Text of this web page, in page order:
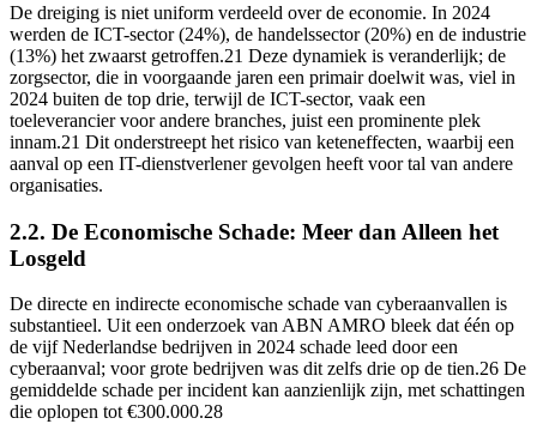
De dreiging is niet uniform verdeeld over de economie. In 2024
werden de ICT-sector (24%), de handelssector (20%) en de industrie
(13%) het zwaarst getroffen.21 Deze dynamiek is veranderlijk; de
zorgsector, die in voorgaande jaren een primair doelwit was, viel in
2024 buiten de top drie, terwijl de ICT-sector, vaak een
toeleverancier voor andere branches, juist een prominente plek
innam.21 Dit onderstreept het risico van keteneffecten, waarbij een
aanval op een IT-dienstverlener gevolgen heeft voor tal van andere
organisaties.
2.2. De Economische Schade: Meer dan Alleen het
Losgeld
De directe en indirecte economische schade van cyberaanvallen is
substantieel. Uit een onderzoek van ABN AMRO bleek dat één op
de vijf Nederlandse bedrijven in 2024 schade leed door een
cyberaanval; voor grote bedrijven was dit zelfs drie op de tien.26 De
gemiddelde schade per incident kan aanzienlijk zijn, met schattingen
die oplopen tot €300.000.28